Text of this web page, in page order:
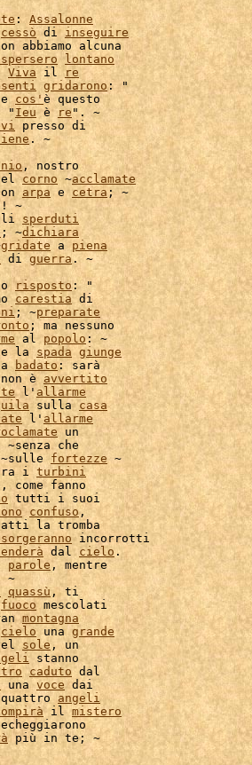
: Assalonne
cessò di inseguire
abbiamo alcuna
lontano
Viva il re
gridarono: "
cos' è questo
" Ieu è re ". ~
presso di
. ~
corno ~acclamate
arpa e cetra ; ~
~
gli sperduti
; ~dichiara
gridate a piena
di guerra. ~
risposto: "
carestia
; ~preparate
; ma nessuno
al popolo : ~
e la spada giunge
badato: sarà
è avvertito
l'allarme
sulla casa
l' allarme
~senza che
~sulle fortezze ~
i turbini
fanno
tutti i suoi
confuso,
la tromba
incorrotti
dal cielo .
parole
~
quassù , ti
fuoco mescolati
montagna
cielo una grande
sole , un
stanno
caduto dal
una voce dai
angeli
il mistero